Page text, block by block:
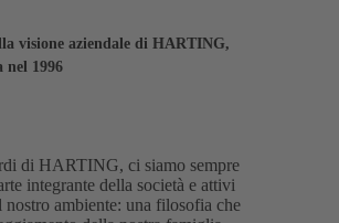
visione aziendale di HARTING,
nel 1996
di HARTING, ci siamo sempre
integrante della società e attivi
nostro ambiente: una filosofia che